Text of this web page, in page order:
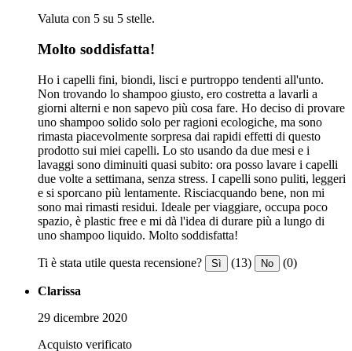
Valuta con 5 su 5 stelle.
Molto soddisfatta!
Ho i capelli fini, biondi, lisci e purtroppo tendenti all'unto.
Non trovando lo shampoo giusto, ero costretta a lavarli a
giorni alterni e non sapevo più cosa fare. Ho deciso di provare
uno shampoo solido solo per ragioni ecologiche, ma sono
rimasta piacevolmente sorpresa dai rapidi effetti di questo
prodotto sui miei capelli. Lo sto usando da due mesi e i
lavaggi sono diminuiti quasi subito: ora posso lavare i capelli
due volte a settimana, senza stress. I capelli sono puliti, leggeri
e si sporcano più lentamente. Risciacquando bene, non mi
sono mai rimasti residui. Ideale per viaggiare, occupa poco
spazio, è plastic free e mi dà l'idea di durare più a lungo di
uno shampoo liquido. Molto soddisfatta!
Ti è stata utile questa recensione? Sì (13) No (0)
Clarissa
29 dicembre 2020
Acquisto verificato